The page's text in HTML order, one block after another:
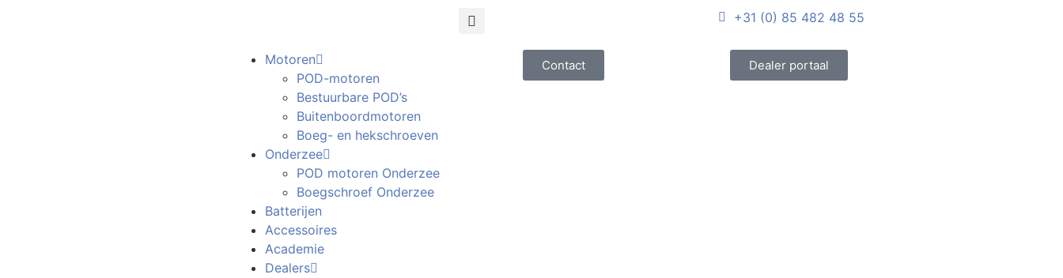
+31 (0) 85 482 48 55
Motoren
POD-motoren
Bestuurbare POD’s
Buitenboordmotoren
Boeg- en hekschroeven
Onderzee
POD motoren Onderzee
Boegschroef Onderzee
Batterijen
Accessoires
Academie
Dealers
Contact Dealer portaal